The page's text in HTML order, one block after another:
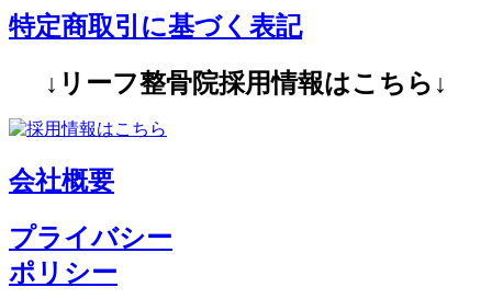
特定商取引に基づく表記
↓リーフ整骨院採用情報はこちら↓
会社概要
プライバシー
ポリシー